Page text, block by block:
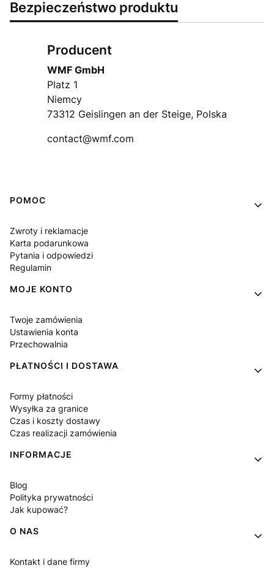
Bezpieczeństwo produktu
Producent
WMF GmbH
Platz 1
Niemcy
73312 Geislingen an der Steige, Polska
contact@wmf.com
Linki w stopce
POMOC
Zwroty i reklamacje
Karta podarunkowa
Pytania i odpowiedzi
Regulamin
MOJE KONTO
Twoje zamówienia
Ustawienia konta
Przechowalnia
PŁATNOŚCI I DOSTAWA
Formy płatności
Wysyłka za granice
Czas i koszty dostawy
Czas realizacji zamówienia
INFORMACJE
Blog
Polityka prywatności
Jak kupować?
O NAS
Kontakt i dane firmy